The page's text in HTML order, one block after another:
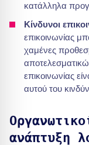
κατάλληλα
Κίνδυνοι
επικοινωνίας
χαμένες
επικοινωνίας
αυτού του
ανάπτυξη